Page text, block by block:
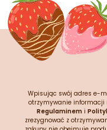
Wpisując swój adres e-
otrzymywanie informacji
Regulaminem i
zrezygnować z